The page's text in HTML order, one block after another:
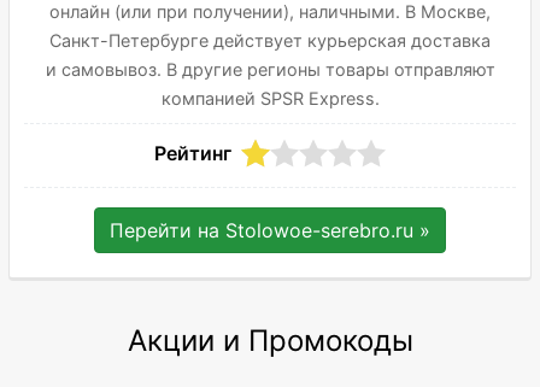
онлайн (или при получении), наличными. В Москве,
Санкт-Петербурге действует курьерская доставка
и самовывоз. В другие регионы товары отправляют
компанией SPSR Express.
Рейтинг
Перейти на Stolowoe-serebro.ru »
Акции и Промокоды